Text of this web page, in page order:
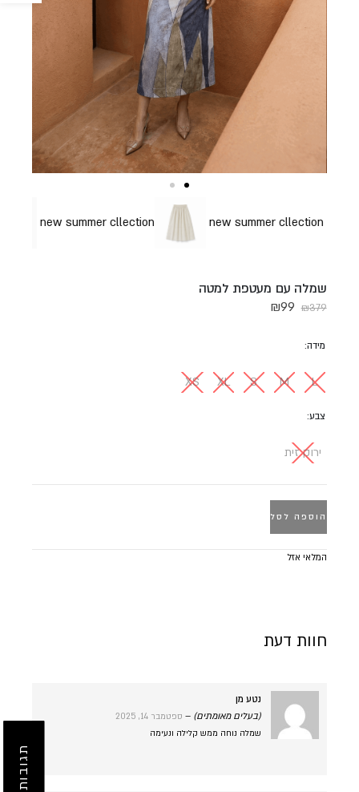
תגובות
new summer cllection new summer cllection
שמלה עם מעטפת למטה
₪379
₪99
מידה
L
M
S
XL
XS
צבע
ירוק זית
הוספה לסל
המלאי אזל
חוות דעת
נטע מן
(בעלים מאומתים) – ספטמבר 14, 2025
שמלה נוחה ממש קלילה ונעימה